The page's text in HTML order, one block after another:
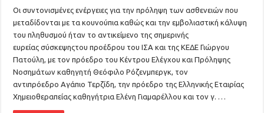
Οι συντονισμένες ενέργειες για την πρόληψη των ασθενειών που
μεταδίδονται με τα κουνούπια καθώς και την εμβολιαστική κάλυψη
του πληθυσμού ήταν το αντικείμενο της σημερινής
ευρείας σύσκεψηςτου προέδρου του ΙΣΑ και της ΚΕΔΕ Γιώργου
Πατούλη, με τον πρόεδρο του Κέντρου Ελέγχου και Πρόληψης
Νοσημάτων καθηγητή Θεόφιλο Ρόζενμπεργκ, τον
αντιπρόεδρο Αγάπιο Τερζίδη, την πρόεδρο της Ελληνικής Εταιρίας
Χημειοθεραπείας καθηγήτρια Ελένη Γιαμαρέλλου και τον γ. …